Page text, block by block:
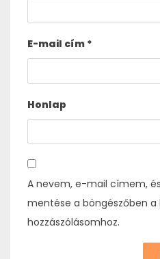
E-mail cím *
Honlap
A nevem, e-mail címem,
mentése a böngészőben a
hozzászólásomhoz.